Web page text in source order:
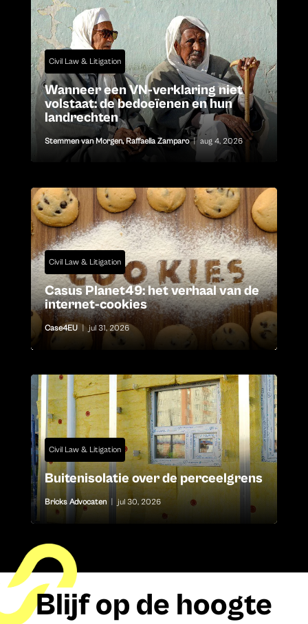
Civil Law & Litigation
Wanneer een VN-verklaring niet
volstaat: de bedoeïenen en hun
landrechten
Stemmen van Morgen,Raffaella Zamparo | aug 4, 2026
Civil Law & Litigation
Casus Planet49: het verhaal van de
internet-cookies
Case4EU jul 31, 2026
Civil Law & Litigation
Buitenisolatie over de perceelgrens
Bricks Advocaten jul 30, 2026
Blijf op de hoogte